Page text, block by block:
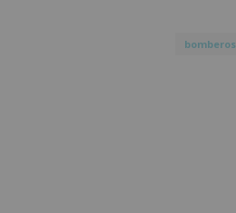
bomberos